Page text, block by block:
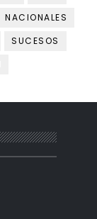
NACIONALES
SUCESOS